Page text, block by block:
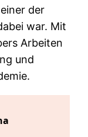
der
war. Mit
Arbeiten
und